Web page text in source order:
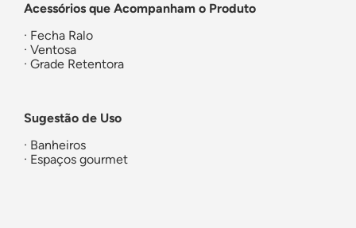
Acessórios que Acompanham o Produto
· Fecha Ralo
· Ventosa
· Grade Retentora
Sugestão de Uso
· Banheiros
· Espaços gourmet